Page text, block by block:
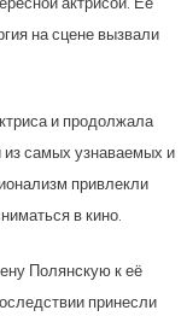
на сцене вызвали
и продолжала
из самых узнаваемых и
привлекли
в кино.
Полянскую к её
принесли